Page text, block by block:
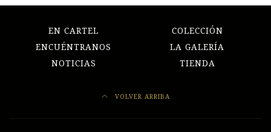
EN CARTEL
COLECCIÓN
ENCUÉNTRANOS
LA GALERÍA
NOTICIAS
TIENDA
VOLVER ARRIBA